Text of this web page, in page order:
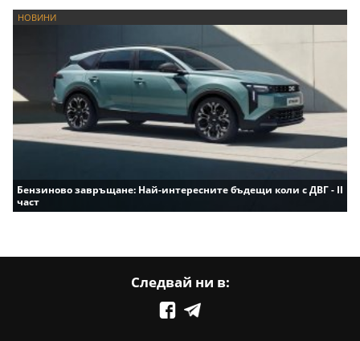
НОВИНИ
Бензиново завръщане: Най-интересните бъдещи коли с ДВГ - II
част
Следвай ни в: